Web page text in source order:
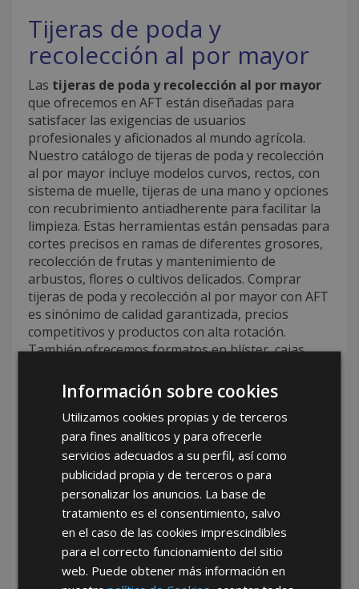
Tijeras de poda y
recolección al por mayor
Las tijeras de poda y recolección al por mayor
que ofrecemos en AFT están diseñadas para
satisfacer las exigencias de usuarios
profesionales y aficionados al mundo agrícola.
Nuestro catálogo de tijeras de poda y recolección
al por mayor incluye modelos curvos, rectos, con
sistema de muelle, tijeras de una mano y opciones
con recubrimiento antiadherente para facilitar la
limpieza. Estas herramientas están pensadas para
cortes precisos en ramas de diferentes grosores,
recolección de frutas y mantenimiento de
arbustos, flores o cultivos delicados. Comprar
tijeras de poda y recolección al por mayor con AFT
es sinónimo de calidad garantizada, precios
competitivos y productos con alta rotación.
También ofrecemos formatos en blíster, cajas
venta minorista. Nuestro equipo comercial
asesora en la elección adecuada según el tipo de
uso, mejorando la experiencia de compra de
nuestros clientes.
Tu mejor opción de mayorista de
ferretería con AFT
En AFT somostu mejor opción de mayorista de
ferretería, porque ofrecemos productos
confiables, atención personalizada y una logística
pensada para facilitar cada etapa de tu proceso
Información sobre cookies
Utilizamos cookies propias y de terceros
para fines analíticos y para ofrecerle
servicios adecuados a su perfil, así como
publicidad propia y de terceros o para
personalizar los anuncios. La base de
tratamiento es el consentimiento, salvo
en el caso de las cookies imprescindibles
para el correcto funcionamiento del sitio
web. Puede obtener más información en